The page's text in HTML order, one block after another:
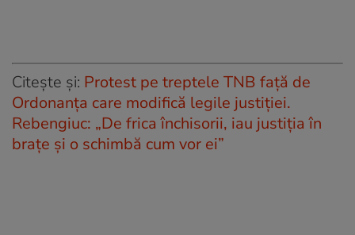
Citește și: Protest pe treptele TNB față de
Ordonanța care modifică legile justiției.
Rebengiuc: „De frica închisorii, iau justiția în
brațe și o schimbă cum vor ei”